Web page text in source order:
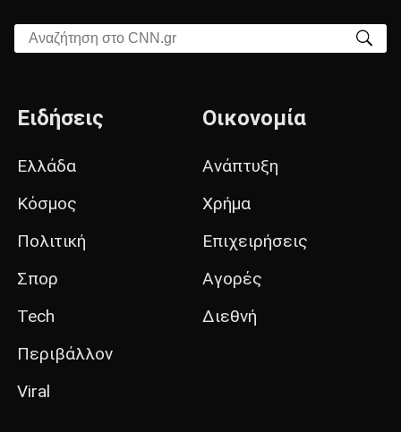
Αναζήτηση στο CNN.gr
Ειδήσεις
Ελλάδα
Κόσμος
Πολιτική
Σπορ
Tech
Περιβάλλον
Viral
Οικονομία
Ανάπτυξη
Χρήμα
Επιχειρήσεις
Αγορές
Διεθνή